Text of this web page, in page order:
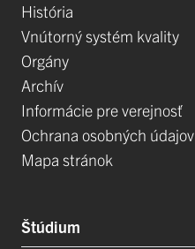
História
Vnútorný systém kvality
Orgány
Archív
Informácie pre verejnosť
Ochrana osobných údajov
Mapa stránok
Štúdium